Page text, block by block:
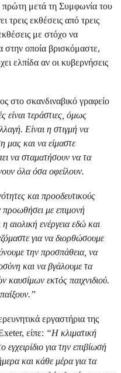
πρώτη μετά τη Συμφωνία του
τρεις εκθέσεις από τρεις
με στόχο να
στην οποία βρισκόμαστε,
ελπίδα αν οι κυβερνήσεις
στο σκανδιναβικό γραφείο
είναι τεράστιες, όμως
Είναι η στιγμή να
μας και να είμαστε
να σταματήσουν να τα
όλα όσα οφείλουν.
και προοδευτικούς
με επιμονή
αιολική ενέργεια εδώ και
για να διορθώσουμε
την προσπάθεια, να
και να βγάλουμε τα
καυσίμων εκτός παιχνιδιού.
εργαστήρια της
είπε: “Η κλιματική
εγχειρίδιο για την επιβίωσή
και κάθε μέρα για τα